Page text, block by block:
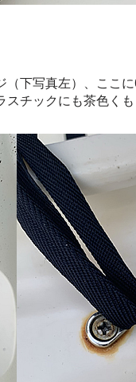
下写真左）、ここ
チックにも茶色くも